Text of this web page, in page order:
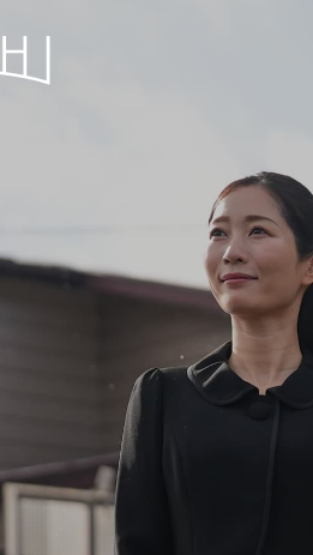
内
ン
プラン 葬彩の杜 - 別館プラン